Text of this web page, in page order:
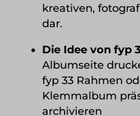
kreativen,
dar.
Die Idee von fyp
Albumseite
fyp 33 Rahmen
Klemmalbum
archivieren